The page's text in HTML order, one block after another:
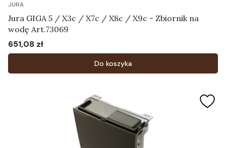
JURA
Jura GIGA 5 / X3c / X7c / X8c / X9c - Zbiornik na
wodę Art.73069
Cena
651,08 zł
Do koszyka